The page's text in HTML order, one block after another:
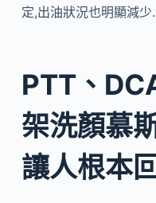
定,出油狀況也明顯減
PTT、
架洗顏慕
讓人根本